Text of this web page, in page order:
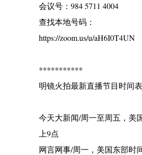
会议号：984 5711 4004
查找本地号码：
https://zoom.us/u/aH6I0T4UN
***********
明镜火拍最新直播节目时间表
今天大新闻/周一至周五，美
上9点
网言网事/周一，美国东部时